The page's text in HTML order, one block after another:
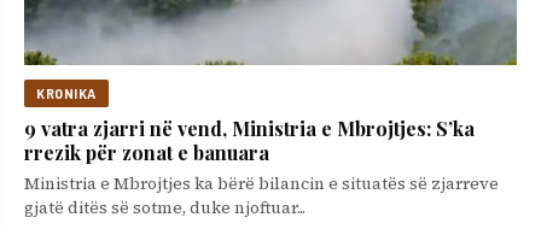
KRONIKA
9 vatra zjarri në vend, Ministria e Mbrojtjes: S’ka
rrezik për zonat e banuara
Ministria e Mbrojtjes ka bërë bilancin e situatës së zjarreve
gjatë ditës së sotme, duke njoftuar...